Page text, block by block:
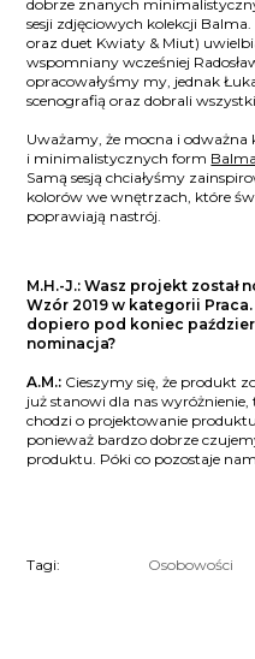
dobrze znanych
sesji zdjęciowych kolekcji
oraz duet Kwiaty & Miut)
wspomniany wcześniej
opracowałyśmy my, jednak
scenografią oraz dobrali
Uważamy, że mocna i odważna
i minimalistycznych form
Samą sesją chciałyśmy
kolorów we wnętrzach, które
poprawiają nastrój.
M.H.-J.: Wasz projekt
Wzór 2019 w kategorii
dopiero pod koniec
nominacja?
A.M.: Cieszymy się, że produkt
już stanowi dla nas
chodzi o projektowanie
ponieważ bardzo dobrze
produktu. Póki co pozostaje
Tagi: Osobowości